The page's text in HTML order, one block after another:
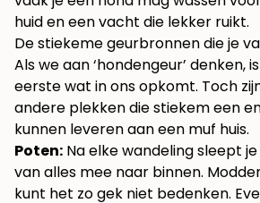
huid en een vacht die lekker ruikt.
De stiekeme geurbronnen die je
Als we aan ‘hondengeur’ denken,
eerste wat in ons opkomt. Toch
andere plekken die stiekem een
kunnen leveren aan een muf huis.
Poten: Na elke wandeling sleept
van alles mee naar binnen.
kunt het zo gek niet bedenken.